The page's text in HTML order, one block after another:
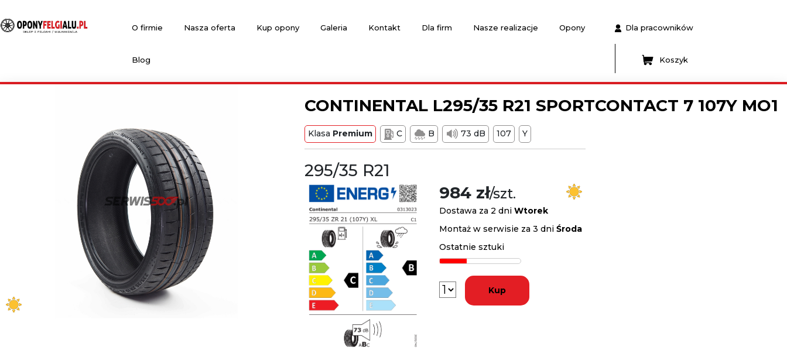
O firmie Nasza oferta Kup opony Galeria Kontakt Dla firm Nasze realizacje Opony
Blog
Dla pracowników
Koszyk
CONTINENTAL L295/35 R21 SPORTCONTACT 7 107Y MO1
Klasa Premium C B 73 dB 107 Y
295/35 R21
984 zł/szt.
Dostawa za 2 dni Wtorek
Montaż w serwisie za 3 dni Środa
Ostatnie sztuki
Kup